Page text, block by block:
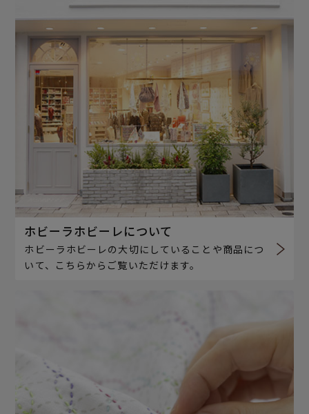
ホビーラホビーレについて
ホビーラホビーレの大切にしていることや商品につ
いて、こちらからご覧いただけます。